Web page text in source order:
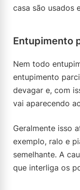
casa são usados
Entupimento
Nem todo
entupimento
devagar e, com
vai aparecendo
Geralmente isso
exemplo, ralo e
semelhante. A
que interliga os